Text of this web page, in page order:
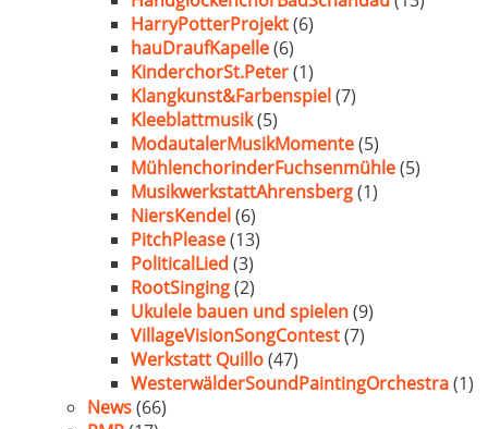
HarryPotterProjekt(6)
hauDraufKapelle(6)
KinderchorSt.Peter(1)
Klangkunst&Farbenspiel(7)
Kleeblattmusik(5)
ModautalerMusikMomente(5)
MühlenchorinderFuchsenmühle(5)
MusikwerkstattAhrensberg(1)
NiersKendel(6)
PitchPlease(13)
PoliticalLied (3)
RootSinging(2)
Ukulele bauen und spielen(9)
VillageVisionSongContest(7)
Werkstatt Quillo(47)
WesterwälderSoundPaintingOrchestra(1)
News(66)